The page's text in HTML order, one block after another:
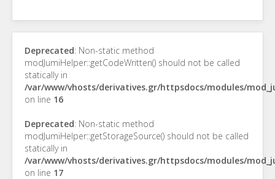
Deprecated: Non-static method
modJumiHelper::getCodeWritten() should not be called
statically in
/var/www/vhosts/derivatives.gr/httpsdocs/modules/
on line 16
Deprecated: Non-static method
modJumiHelper::getStorageSource() should not be called
statically in
/var/www/vhosts/derivatives.gr/httpsdocs/modules/
on line 17